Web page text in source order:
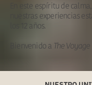
En este espíritu de
nuestras experiencias
los 12 años.
Bienvenido a The